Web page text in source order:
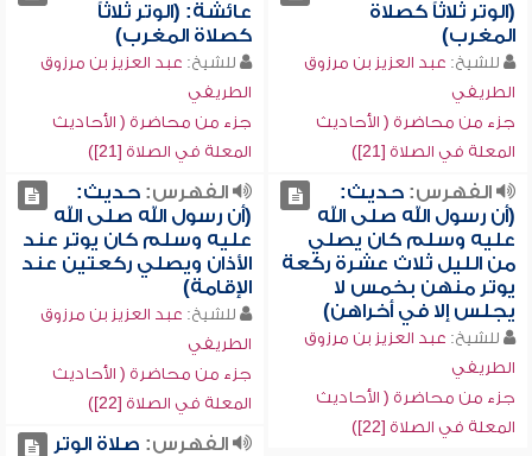
(الوتر ثلاثاً كصلاة
المغرب)
للشيخ: عبد العزيز بن مرزوق
الطريفي
جزء من محاضرة ( الأحاديث
المعلة في الصلاة [21])
عائشة: (الوتر ثلاثاً
كصلاة المغرب)
للشيخ: عبد العزيز بن مرزوق
الطريفي
جزء من محاضرة ( الأحاديث
المعلة في الصلاة [21])
الفهرس:حديث:
(أن رسول الله صلى الله
عليه وسلم كان يصلي
من الليل ثلاث عشرة ركعة
يوتر منهن بخمس لا
يجلس إلا في أخراهن)
للشيخ: عبد العزيز بن مرزوق
الطريفي
جزء من محاضرة ( الأحاديث
المعلة في الصلاة [22])
الفهرس:حديث:
(أن رسول الله صلى الله
عليه وسلم كان يوتر عند
الأذان ويصلي ركعتين عند
الإقامة)
للشيخ: عبد العزيز بن مرزوق
الطريفي
جزء من محاضرة ( الأحاديث
المعلة في الصلاة [22])
الفهرس: صلاة الوتر